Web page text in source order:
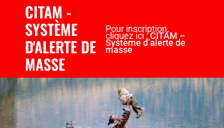
CITAM -
SYSTÈME
D'ALERTE DE
MASSE
Pour inscription,
cliquez ici :CITAM –
Système d’alerte de
masse